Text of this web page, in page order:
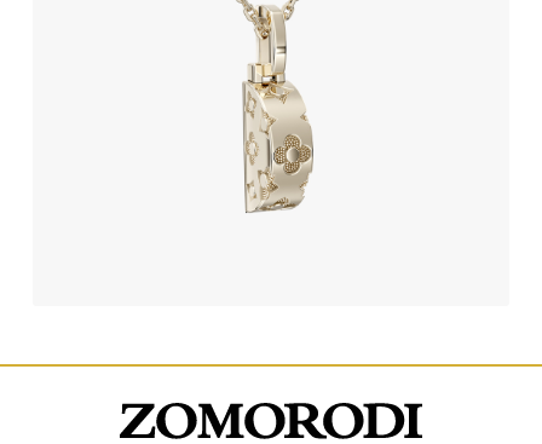
234,060,000